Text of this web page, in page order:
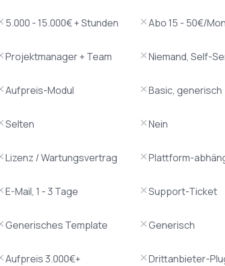
5.000 - 15.000€ + Stunden Abo 15 - 50€/
Projektmanager + Team Niemand, Self-
Aufpreis-Modul Basic, generisch
Selten Nein
Lizenz / Wartungsvertrag Plattform-
E-Mail, 1 - 3 Tage Support-Ticket
Generisches Template Generisch
Aufpreis 3.000€+ Drittanbieter-